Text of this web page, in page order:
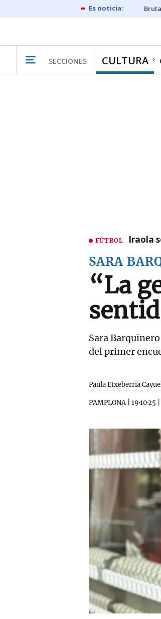
SECCIONES CULTURA
FÚTBOL Iraola
SARA
“La
Sara
del primer
Paula Etxeberria
PAMPLONA| 19·10·25